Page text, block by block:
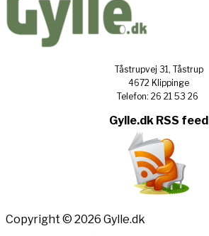
Tåstrupvej 31, Tåstrup
4672 Klippinge
Telefon: 26 21 53 26
Gylle.dk RSS feed
Copyright © 2026 Gylle.dk